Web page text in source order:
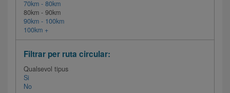
70km - 80km
80km - 90km
90km - 100km
100km +
Filtrar per ruta circular:
Qualsevol tipus
Si
No